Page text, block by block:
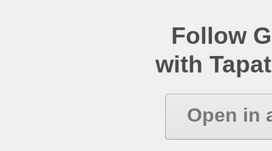
Follow
with
Open in